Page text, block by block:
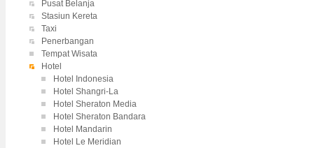
Pusat Belanja
Stasiun Kereta
Taxi
Penerbangan
Tempat Wisata
Hotel
Hotel Indonesia
Hotel Shangri-La
Hotel Sheraton Media
Hotel Sheraton Bandara
Hotel Mandarin
Hotel Le Meridian